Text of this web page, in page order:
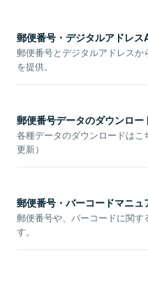
郵便番号・デジタルアドレス
郵便番号とデジタルアドレス
を提供。
郵便番号データのダウンロー
各種データのダウンロードはこ
更新）
郵便番号・バーコードマニュ
郵便番号や、バーコードに関す
す。